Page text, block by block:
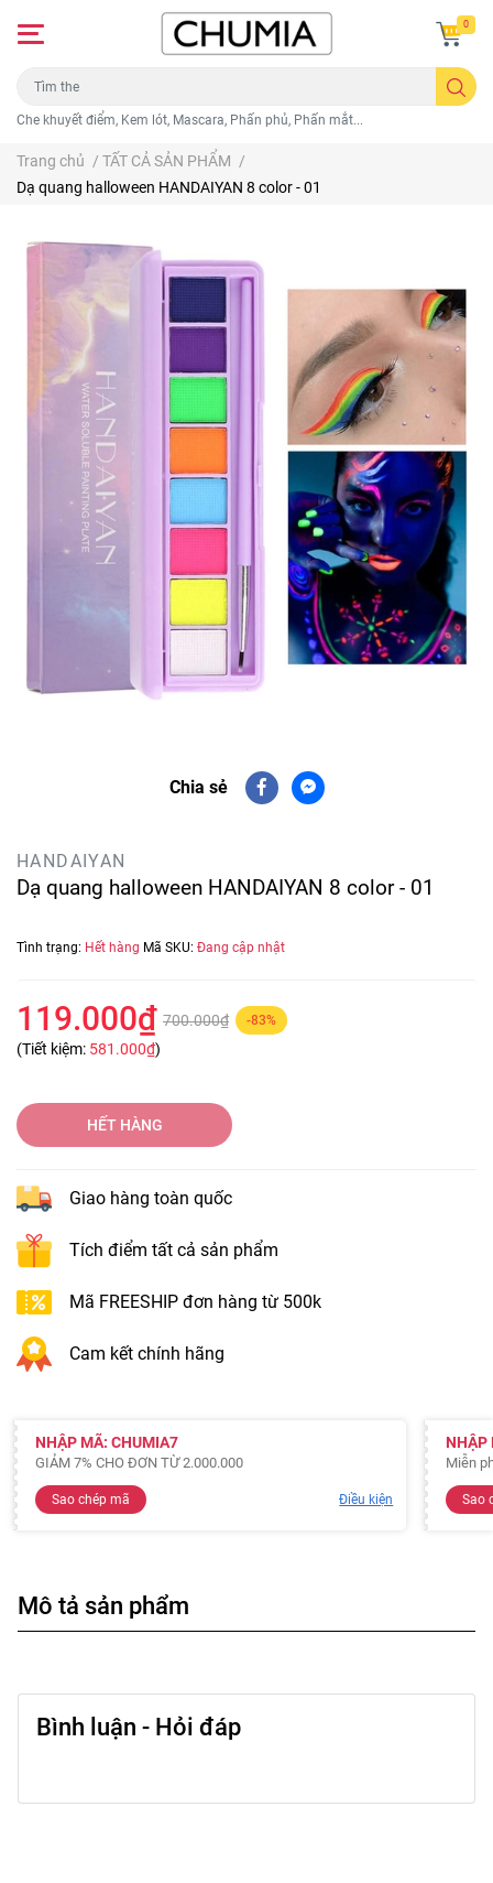
Che khuyết điểm, Kem lót, Mascara, Phấn phủ, Phấn mắt...
0
Trang chủ / TẤT CẢ SẢN PHẨM /
Dạ quang halloween HANDAIYAN 8 color - 01
Chia sẻ
HANDAIYAN
Dạ quang halloween HANDAIYAN 8 color - 01
Tình trạng: Hết hàng Mã SKU: Đang cập nhật
119.000₫ 700.000₫ -83%
(Tiết kiệm: 581.000₫)
HẾT HÀNG
Giao hàng toàn quốc
Tích điểm tất cả sản phẩm
Mã FREESHIP đơn hàng từ 500k
Cam kết chính hãng
NHẬP MÃ: CHUMIA7
GIẢM 7% CHO ĐƠN TỪ 2.000.000
Sao chép mã Điều kiện
NHẬP
Miễn
Sao
Mô tả sản phẩm
Bình luận - Hỏi đáp